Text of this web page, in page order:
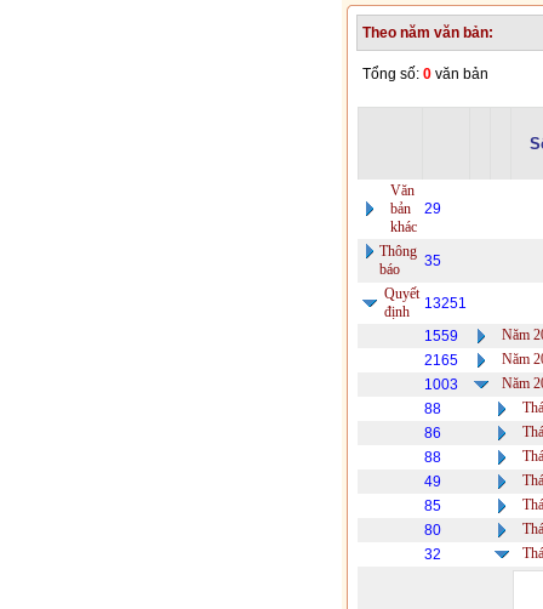
Theo năm văn bản:
Tổng số: 0 văn bản
Văn
bản
khác
29
Thông
báo
35
Quyết
định
13251
1559
Năm
2165
Năm
1003
Năm
88
86
88
49
85
80
32